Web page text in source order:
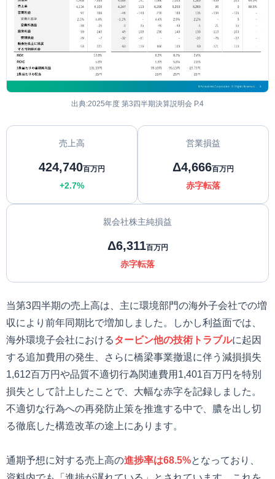
出典:2025年度 第3四半期決算説明会 P.4
売上高
424,740百万円
+2.7%
営業損益
Δ4,666百万円
赤字転落
親会社株主純損益
Δ6,311百万円
赤字転落
当第3四半期の売上高は、主に環境部門の海外子会社での増
収により前年同期比で増加しました。しかし利益面では、
海外環境子会社におけるタービン他の技術トラブルに起因
する追加費用の発生、さらに橋梁事業撤退に伴う減損損失
1,612百万円や品質不適切行為関連費用1,401百万円を特別
損失として計上したことで、大幅な赤字を記録しました。
不適切な行為への再発防止策を推進する中で、膿を出し切
る徹底した構造改革の途上にあります。
通期予想に対する売上高の進捗率は68.5%となっており、